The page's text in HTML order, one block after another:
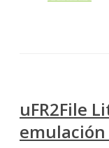
uFR2File
emulación